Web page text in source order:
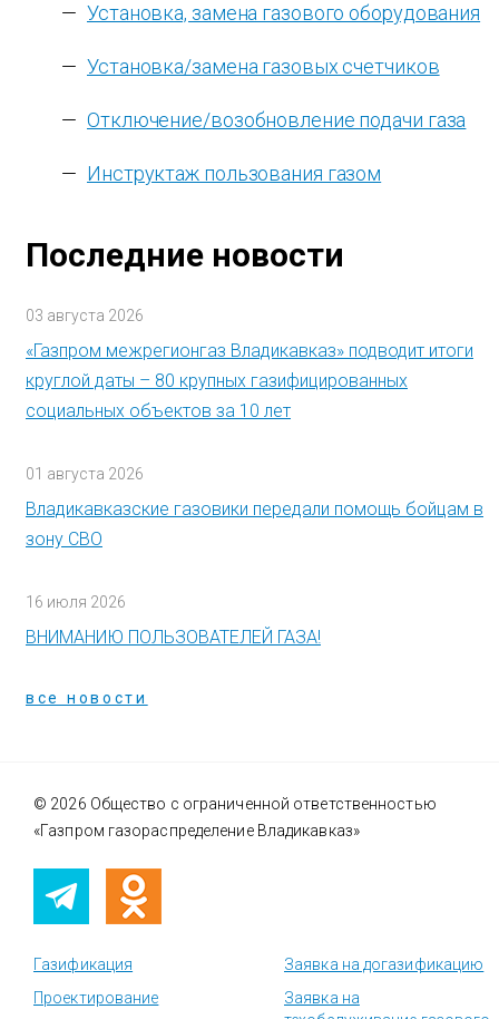
Установка, замена газового оборудования
Установка/замена газовых счетчиков
Отключение/возобновление подачи газа
Инструктаж пользования газом
Последние новости
03 августа 2026
«Газпром межрегионгаз Владикавказ» подводит итоги
круглой даты – 80 крупных газифицированных
социальных объектов за 10 лет
01 августа 2026
Владикавказские газовики передали помощь бойцам в
зону СВО
16 июля 2026
ВНИМАНИЮ ПОЛЬЗОВАТЕЛЕЙ ГАЗА!
все новости
© 2026 Общество с ограниченной ответственностью
«Газпром газораспределение Владикавказ»
Газификация
Проектирование
Заявка на догазификацию
Заявка на